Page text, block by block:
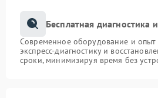
Бесплатная диагностика
Современное оборудование и опыт
экспресс-диагностику и
сроки, минимизируя время без